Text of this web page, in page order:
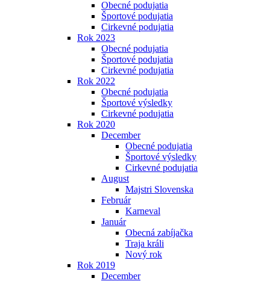
Obecné podujatia
Športové podujatia
Cirkevné podujatia
Rok 2023
Obecné podujatia
Športové podujatia
Cirkevné podujatia
Rok 2022
Obecné podujatia
Športové výsledky
Cirkevné podujatia
Rok 2020
December
Obecné podujatia
Športové výsledky
Cirkevné podujatia
August
Majstri Slovenska
Február
Karneval
Január
Obecná zabíjačka
Traja králi
Nový rok
Rok 2019
December